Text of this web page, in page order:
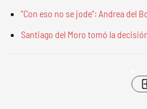
"Con eso no se jode": Andrea del
Santiago del Moro tomó la